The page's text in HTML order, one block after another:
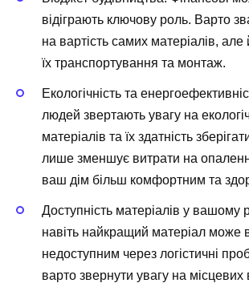
відіграють ключову роль. Варто
на вартість самих матеріалів,
їх транспортування та монтаж.
Екологічність та
людей звертають увагу на
матеріалів та їх здатність
лише зменшує витрати на
ваш дім більш комфортним та
Доступність матеріалів у вашому
навіть найкращий матеріал може
недоступним через логістичні
варто звернути увагу на місцевих